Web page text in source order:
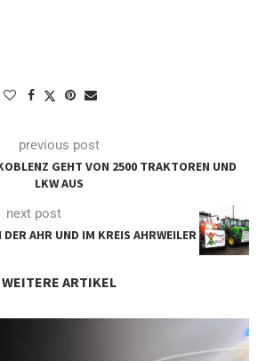
previous post
GEHT VON 2500 TRAKTOREN UND
LKW AUS
next post
AHR UND IM KREIS AHRWEILER
WEITERE ARTIKEL